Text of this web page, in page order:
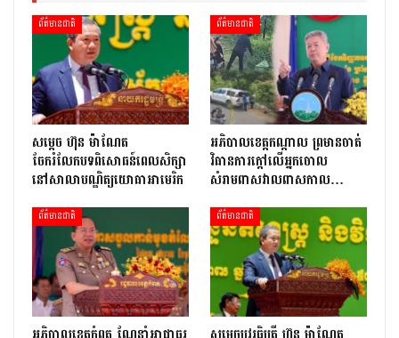
ព័ត៌មានជាតិ
សម្តេច ហ៊ុន ម៉ាណែត
ចែករំលែកបទពិសោធន៍ពេលសិក្សា
នៅសាលាបណ្ឌិត្យ​យោ​ធា​អាមេរិក
ព័ត៌មានជាតិ
អភិបាលខេត្តកណ្ដាល ព្រមានចាត់
វិធានការក្ដៅលើអ្នកចោល
សំរាមពាសវាលពាសកាល…
ព័ត៌មានជាតិ ព័ត៌មានជាតិ